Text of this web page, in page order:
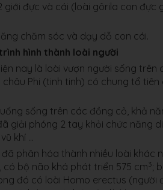
giới đực và cái (loài gôrila con đực
chăm sóc và dạy dỗ con cái.
hình thành loài người
nay là loài vượn người sống
Phi (tinh tinh) có chung tổ
sống trên các đồng cỏ, khả
giải phóng 2 tay khỏi chức năng
khí …
phân hóa thành nhiều loài khác
có bộ não khá phát triển 575 cm3;
đó có loài Homo erectus (người